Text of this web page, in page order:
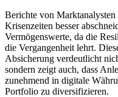
Berichte von
Krisenzeiten besser
Vermögenswerte, da die
die Vergangenheit lehrt.
Absicherung verdeutlicht
sondern zeigt auch, dass
zunehmend in digitale
Portfolio zu diversifizieren.